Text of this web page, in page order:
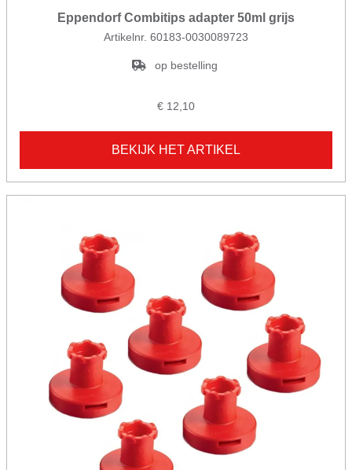
Eppendorf Combitips adapter 50ml grijs
Artikelnr. 60183-0030089723
op bestelling
€ 12,10
BEKIJK HET ARTIKEL